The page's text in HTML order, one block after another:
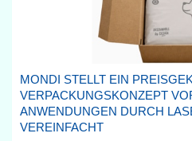
MONDI STELLT EIN
VERPACKUNGSKONZEPT
ANWENDUNGEN DURCH
VEREINFACHT